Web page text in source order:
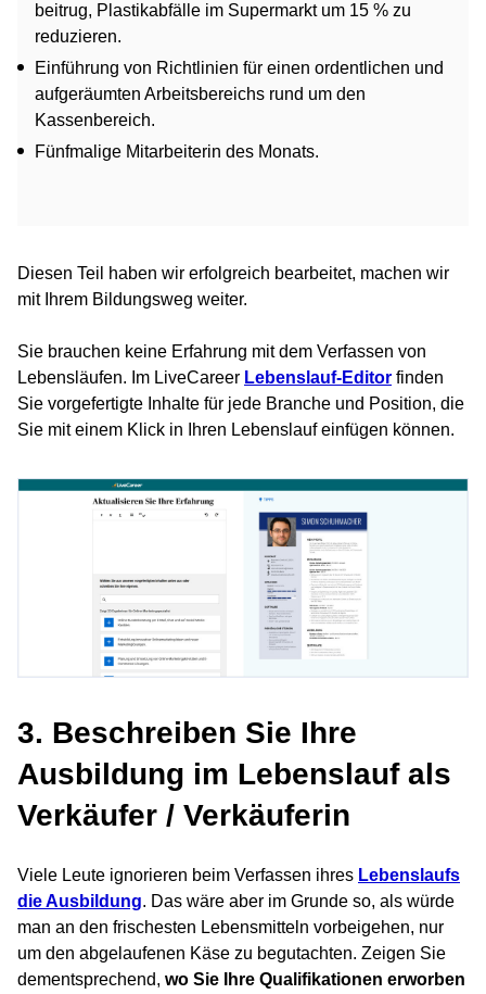
beitrug, Plastikabfälle im Supermarkt um 15 % zu
reduzieren.
Einführung von Richtlinien für einen ordentlichen und
aufgeräumten Arbeitsbereichs rund um den
Kassenbereich.
Fünfmalige Mitarbeiterin des Monats.
Diesen Teil haben wir erfolgreich bearbeitet, machen wir
mit Ihrem Bildungsweg weiter.
Sie brauchen keine Erfahrung mit dem Verfassen von
Lebensläufen. Im LiveCareer Lebenslauf-Editor finden
Sie vorgefertigte Inhalte für jede Branche und Position, die
Sie mit einem Klick in Ihren Lebenslauf einfügen können.
3. Beschreiben Sie Ihre
Ausbildung im Lebenslauf als
Verkäufer / Verkäuferin
Viele Leute ignorieren beim Verfassen ihres Lebenslaufs
die Ausbildung. Das wäre aber im Grunde so, als würde
man an den frischesten Lebensmitteln vorbeigehen, nur
um den abgelaufenen Käse zu begutachten. Zeigen Sie
dementsprechend, wo Sie Ihre Qualifikationen erworben